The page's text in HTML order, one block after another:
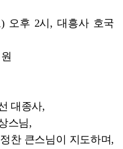
오후 2시, 대흥사 호국
대종사,
스님,
찬 큰스님이 지도하며,